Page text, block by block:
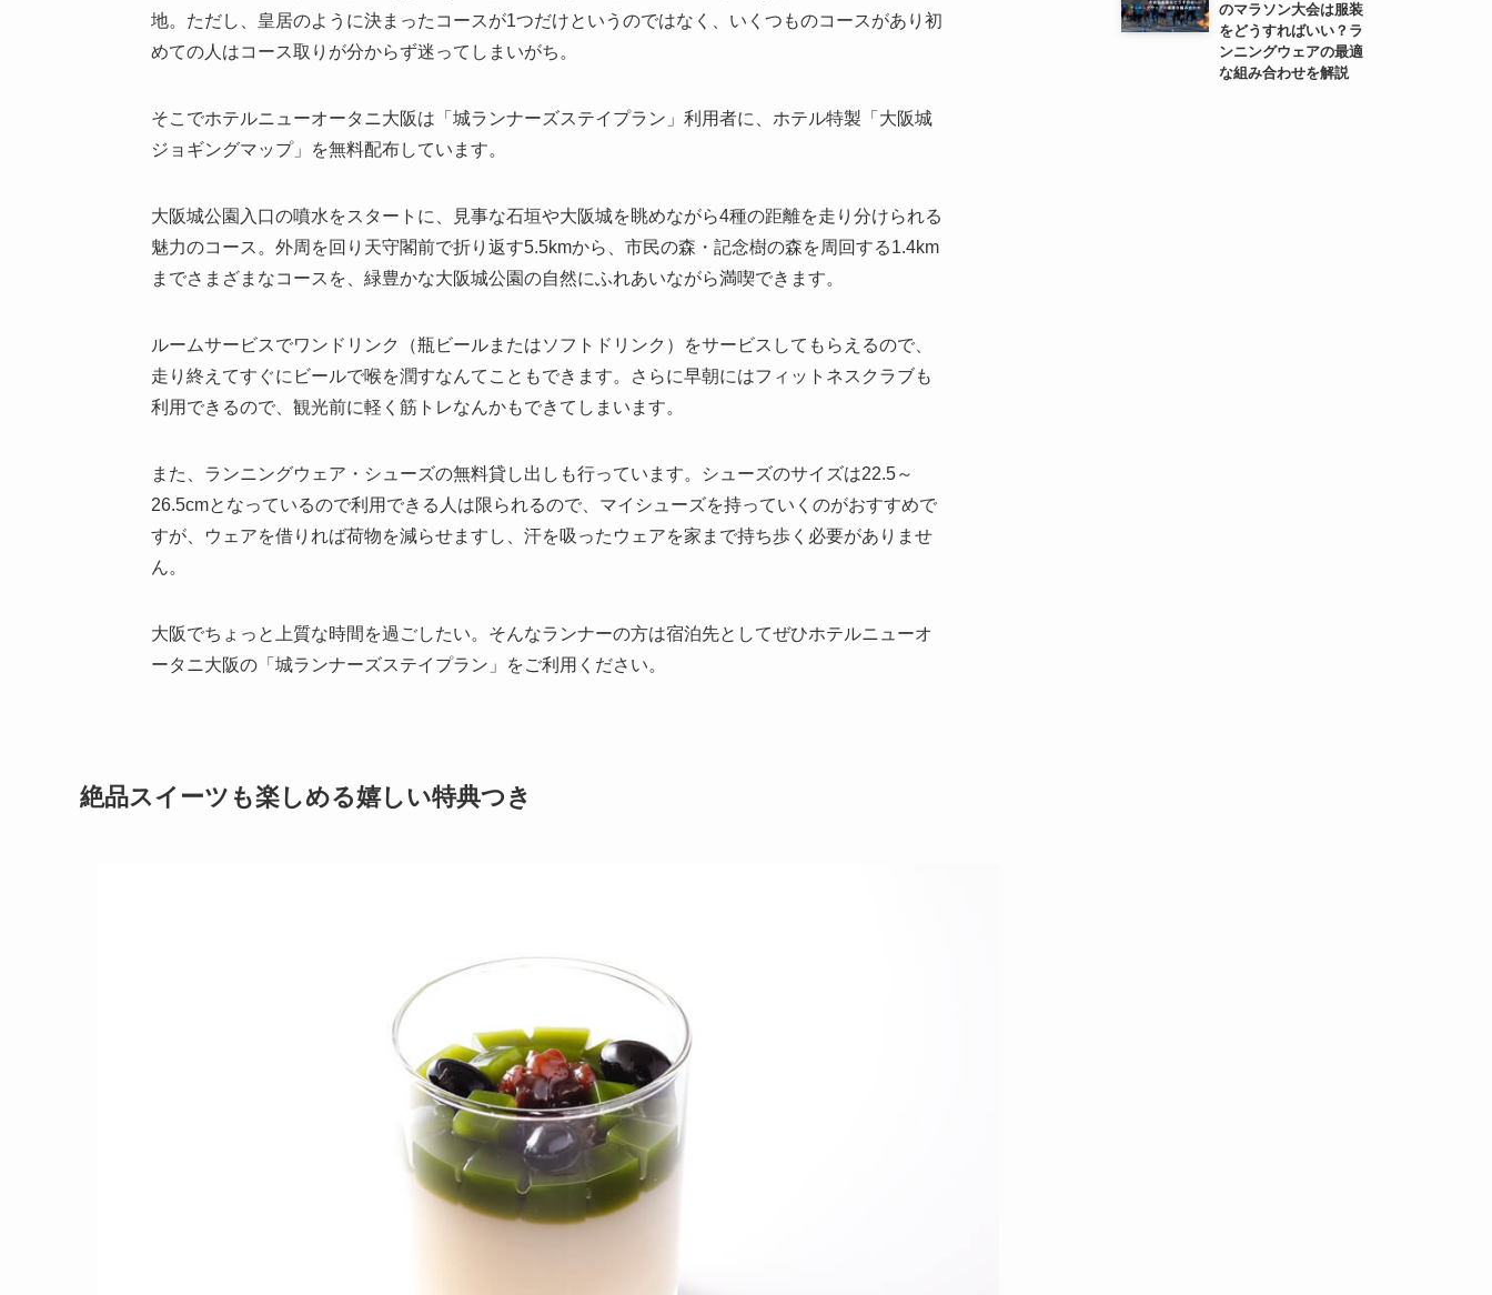
地。ただし、皇居のように決まったコースが1つだけというのではなく、いくつものコースがあり初
めての人はコース取りが分からず迷ってしまいがち。
そこでホテルニューオータニ大阪は「城ランナーズステイプラン」利用者に、ホテル特製「大阪城
ジョギングマップ」を無料配布しています。
大阪城公園入口の噴水をスタートに、見事な石垣や大阪城を眺めながら4種の距離を走り分けられる
魅力のコース。外周を回り天守閣前で折り返す5.5kmから、市民の森・記念樹の森を周回する1.4km
までさまざまなコースを、緑豊かな大阪城公園の自然にふれあいながら満喫できます。
ルームサービスでワンドリンク（瓶ビールまたはソフトドリンク）をサービスしてもらえるので、
走り終えてすぐにビールで喉を潤すなんてこともできます。さらに早朝にはフィットネスクラブも
利用できるので、観光前に軽く筋トレなんかもできてしまいます。
また、ランニングウェア・シューズの無料貸し出しも行っています。シューズのサイズは22.5～
26.5cmとなっているので利用できる人は限られるので、マイシューズを持っていくのがおすすめで
すが、ウェアを借りれば荷物を減らせますし、汗を吸ったウェアを家まで持ち歩く必要がありませ
ん。
大阪でちょっと上質な時間を過ごしたい。そんなランナーの方は宿泊先としてぜひホテルニューオ
ータニ大阪の「城ランナーズステイプラン」をご利用ください。
絶品スイーツも楽しめる嬉しい特典つき
のマラソン大会は服装
をどうすればいい？ラ
ンニングウェアの最適
な組み合わせを解説